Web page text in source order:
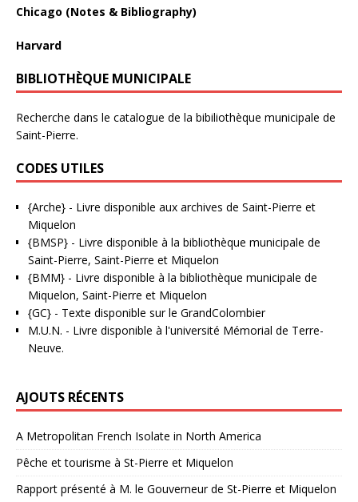
Chicago (Notes & Bibliography)
Harvard
BIBLIOTHÈQUE MUNICIPALE
Recherche dans le catalogue de la bibiliothèque municipale de
Saint-Pierre.
CODES UTILES
{Arche} - Livre disponible aux archives de Saint-Pierre et
Miquelon
{BMSP} - Livre disponible à la bibliothèque municipale de
Saint-Pierre, Saint-Pierre et Miquelon
{BMM} - Livre disponible à la bibliothèque municipale de
Miquelon, Saint-Pierre et Miquelon
{GC} - Texte disponible sur le GrandColombier
M.U.N. - Livre disponible à l'université Mémorial de Terre-
Neuve.
AJOUTS RÉCENTS
A Metropolitan French Isolate in North America
Pêche et tourisme à St-Pierre et Miquelon
Rapport présenté à M. le Gouverneur de St-Pierre et Miquelon